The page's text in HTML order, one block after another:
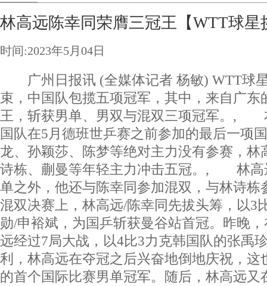
林高远陈幸同荣膺三冠王【WTT球星
时间:2023年5月04日
广州日报讯 (全媒体记者 杨敏) WTT球
束，中国队包揽五项冠军，其中，来自广东
王，斩获男单、男双与混双三项冠军。,
国队在5月德班世乒赛之前参加的最后一项
龙、孙颖莎、陈梦等绝对主力没有参赛，林
诗栋、蒯曼等年轻主力冲击五冠。, 林高
单之外，他还与陈幸同参加混双，与林诗栋
混双决赛上，林高远/陈幸同先拔头筹，以3
勋/申裕斌，为国乒斩获曼谷站首冠。昨晚
远经过7局大战，以4比3力克韩国队的张禹
利，林高远在夺冠之后兴奋地倒地庆祝，这
的首个国际比赛男单冠军。随后，林高远又